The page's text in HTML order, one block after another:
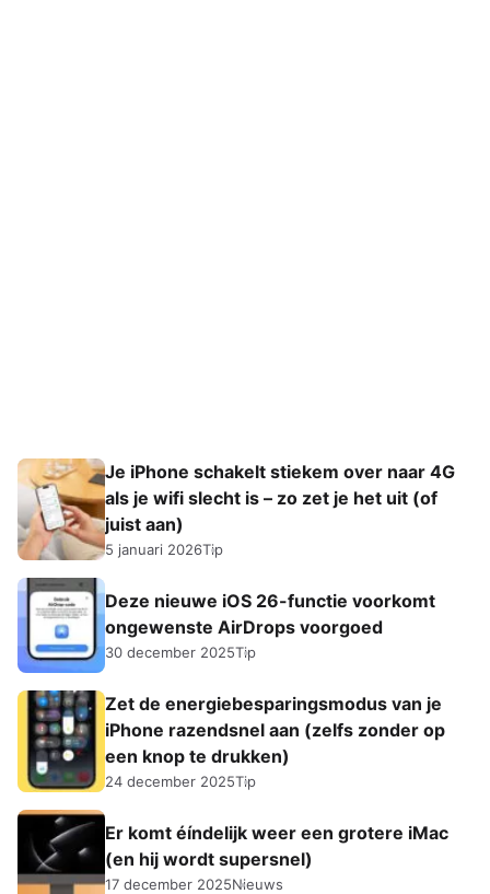
Je iPhone schakelt stiekem over naar 4G
als je wifi slecht is – zo zet je het uit (of
juist aan)
5 januari 2026Tip
Deze nieuwe iOS 26-functie voorkomt
ongewenste AirDrops voorgoed
30 december 2025Tip
Zet de energiebesparingsmodus van je
iPhone razendsnel aan (zelfs zonder op
een knop te drukken)
24 december 2025Tip
Er komt éíndelijk weer een grotere iMac
(en hij wordt supersnel)
17 december 2025Nieuws